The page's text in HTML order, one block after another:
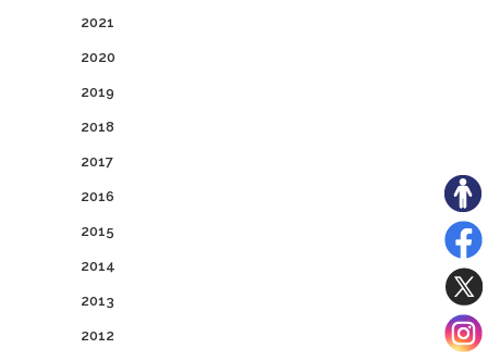
2021
2020
2019
2018
2017
2016
2015
2014
2013
2012